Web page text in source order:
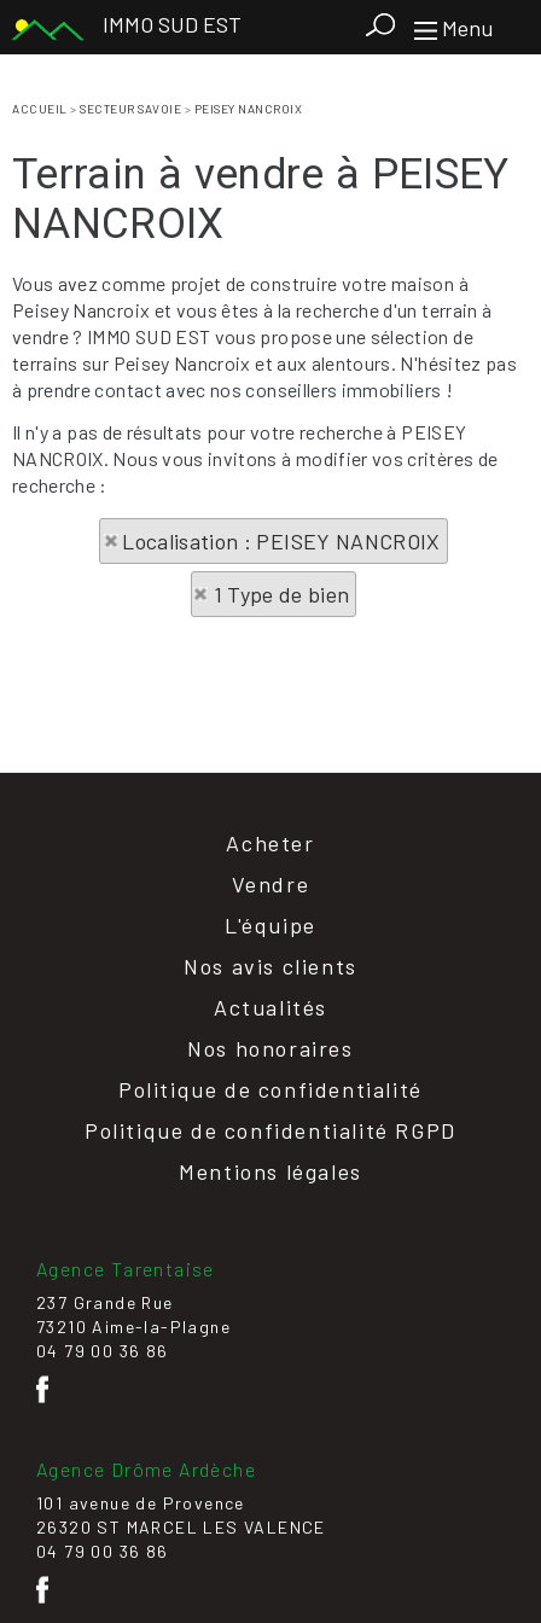
IMMO SUD EST Menu
ACCUEIL > SECTEUR SAVOIE > PEISEY NANCROIX
Terrain à vendre à PEISEY
NANCROIX
Vous avez comme projet de construire votre maison à
Peisey Nancroix et vous êtes à la recherche d'un terrain à
vendre ? IMMO SUD EST vous propose une sélection de
terrains sur Peisey Nancroix et aux alentours. N'hésitez pas
à prendre contact avec nos conseillers immobiliers !
Il n'y a pas de résultats pour votre recherche à PEISEY
NANCROIX. Nous vous invitons à modifier vos critères de
recherche :
Localisation : PEISEY NANCROIX
1 Type de bien
Acheter
Vendre
L'équipe
Nos avis clients
Actualités
Nos honoraires
Politique de confidentialité
Politique de confidentialité RGPD
Mentions légales
Agence Tarentaise
237 Grande Rue
73210 Aime-la-Plagne
04 79 00 36 86
Agence Drôme Ardèche
101 avenue de Provence
26320 ST MARCEL LES VALENCE
04 79 00 36 86